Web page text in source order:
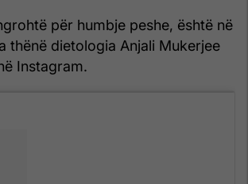
për humbje peshe, është në
thënë dietologia Anjali Mukerjee
Instagram.